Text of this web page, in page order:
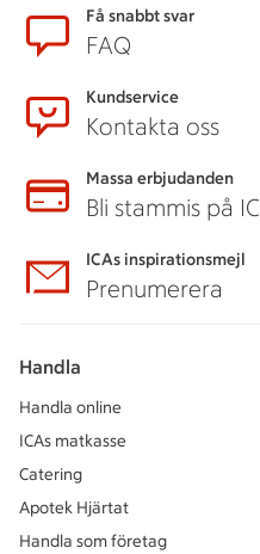
SidfotFå snabbt svar
FAQ
Kundservice
Kontakta oss
Massa erbjudanden
Bli stammis på
ICAs inspirationsmejl
Prenumerera
Handla
Handla online
ICAs matkasse
Catering
Apotek Hjärtat
Handla som företag